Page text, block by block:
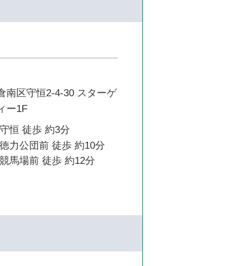
南区守恒2-4-30 スターゲ
ー1F
恒 徒歩 約3分
力公団前 徒歩 約10分
馬場前 徒歩 約12分